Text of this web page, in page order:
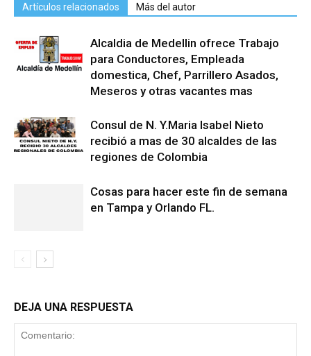
Artículos relacionados Más del autor
Alcaldia de Medellin ofrece Trabajo
para Conductores, Empleada
domestica, Chef, Parrillero Asados,
Meseros y otras vacantes mas
Consul de N. Y.Maria Isabel Nieto
recibió a mas de 30 alcaldes de las
regiones de Colombia
Cosas para hacer este fin de semana
en Tampa y Orlando FL.
DEJA UNA RESPUESTA